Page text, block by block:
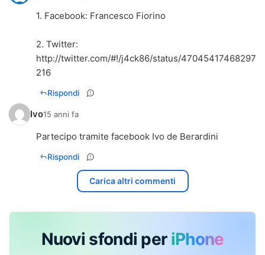
1. Facebook: Francesco Fiorino
2. Twitter:
http://twitter.com/#!/j4ck86/status/47045417468297
216
Rispondi
Ivo15 anni fa
Partecipo tramite facebook Ivo de Berardini
Rispondi
Carica altri commenti
Nuovi sfondi per iPhone